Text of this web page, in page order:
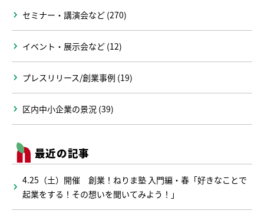
セミナー・講演会など (270)
イベント・展示会など (12)
プレスリリース/創業事例 (19)
区内中小企業の景況 (39)
最近の記事
4.25（土）開催 創業！ねりま塾 入門編・春「好きなことで
起業をする！その想いを聞いてみよう！」